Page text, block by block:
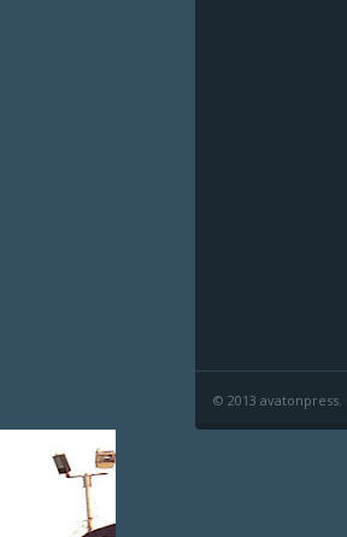
© 2013 avatonpress.